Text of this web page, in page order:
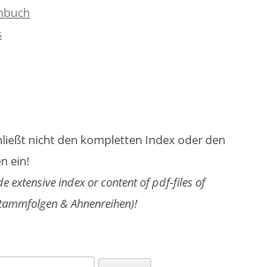
nicht den kompletten Index oder den
ein!
extensive index or content ofpdf-files of
& Ahnenreihen)!